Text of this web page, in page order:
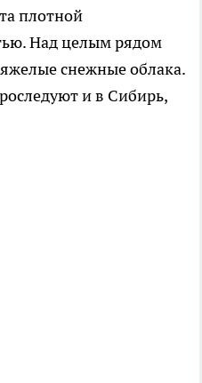
плотной
Над целым рядом
снежные облака.
и в Сибирь,